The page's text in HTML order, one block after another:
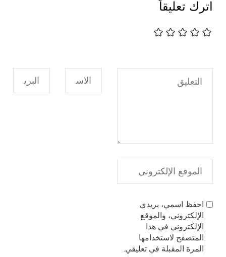
اترك تعليقاً
احفظ اسمي، بريدي
الإلكتروني، والموقع
الإلكتروني في هذا
المتصفح لاستخدامها
المرة المقبلة في تعليقي.